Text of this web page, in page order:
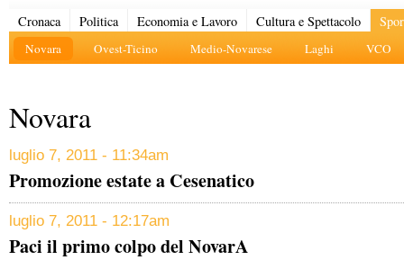
Cronaca Politica Economia e Lavoro Cultura e Spettacolo
Novara Ovest-Ticino Medio-Novarese Laghi VCO
Novara
luglio 7, 2011 - 11:34am
Promozione estate a Cesenatico
luglio 7, 2011 - 12:17am
Paci il primo colpo del NovarA